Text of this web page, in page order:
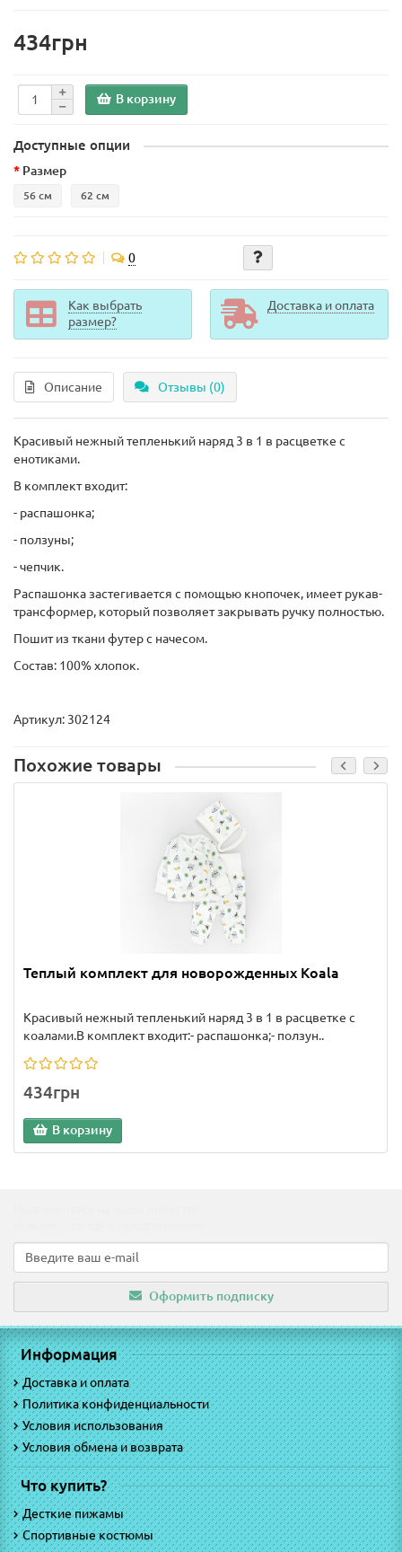
434грн
В корзину
Доступные опции
Размер
56 см 62 см
0
Как выбрать
размер?
Доставка и оплата
Описание Отзывы (0)
Красивый нежный тепленький наряд 3 в 1 в расцветке с
енотиками.
В комплект входит:
- распашонка;
- ползуны;
- чепчик.
Распашонка застегивается с помощью кнопочек, имеет рукав-
трансформер, который позволяет закрывать ручку полностью.
Пошит из ткани футер с начесом.
Состав: 100% хлопок.
Артикул: 302124
Похожие товары
Теплый комплект для новорожденных Koala
Красивый нежный тепленький наряд 3 в 1 в расцветке с
коалами.В комплект входит:- распашонка;- ползун..
434грн
В корзину
Оформить подписку
Информация
Доставка и оплата
Политика конфиденциальности
Условия использования
Условия обмена и возврата
Что купить?
Десткие пижамы
Спортивные костюмы